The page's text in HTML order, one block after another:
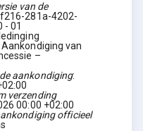
van de
281a-4202-
-01
Aankondiging van
–
aankondiging:
verzending
00:00 +02:00
officieel